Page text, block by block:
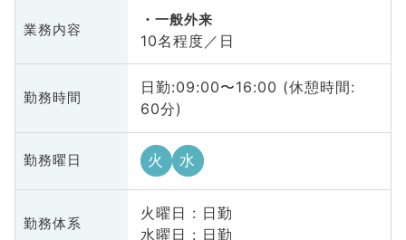
業務内容
一般外来
10名程度／日
勤務時間
日勤:09:00〜16:00 (休憩時間:
60分)
勤務曜日 火 水
勤務体系
火曜日 : 日勤
水曜日 : 日勤